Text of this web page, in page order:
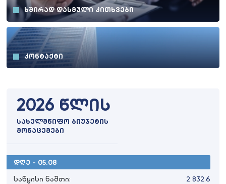
ᲮᲨᲘᲠᲐᲓ ᲓᲐᲡᲛᲣᲚᲘ ᲙᲘᲗᲮᲕᲔᲑᲘ
ᲙᲝᲜᲢᲐᲥᲢᲘ
2026 წლის
სახელმწიფო ბიუჯეტის
მონაცემები
დღე - 05.08
საწყისი ნაშთი:
2 832.6